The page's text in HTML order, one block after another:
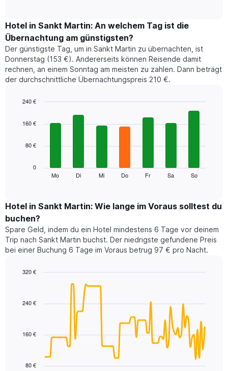
den
durchschnittlichen
Zimmerpreis
im
jeweiligen
Monat
an.
Diagramm
die
Monate
hat
1
Y-
Achse,
die
den
Zimmerpreis
Hotel in Sankt Martin: An welchem Tag ist die
Übernachtung am günstigsten?
Der günstigste Tag, um in Sankt Martin zu übernachten, ist
Donnerstag (153 €). Andererseits können Reisende damit
rechnen, an einem Sonntag am meisten zu zahlen. Dann beträgt
der durchschnittliche Übernachtungspreis 210 €.
chart
bars.
den
durchschnittlichen
Preis
eines
Zimmers
für
jeweiligen
Diagramm
X-
Achse,
Wochentage
Mo Di Mi Do Fr Sa So
0
80 €
160 €
240 €
Hotel in Sankt Martin: Wie lange im Voraus solltest du
buchen?
Spare Geld, indem du ein Hotel mindestens 6 Tage vor deinem
Trip nach Sankt Martin buchst. Der niedrigste gefundene Preis
bei einer Buchung 6 Tage im Voraus betrug 97 € pro Nacht.
with
90
folgende
Diagramm
80 €
160 €
240 €
320 €